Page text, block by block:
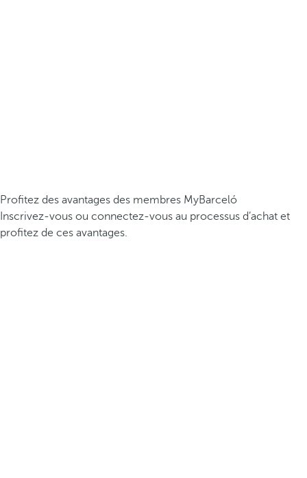
Profitez des avantages des membres MyBarceló
Inscrivez-vous ou connectez-vous au processus d’achat et
profitez de ces avantages.